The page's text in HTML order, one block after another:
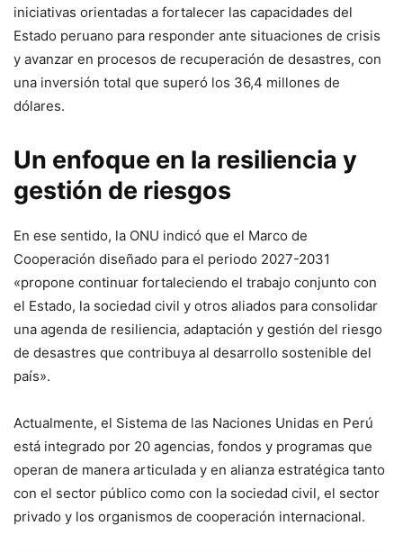
iniciativas orientadas a fortalecer las capacidades del
Estado peruano para responder ante situaciones de crisis
y avanzar en procesos de recuperación de desastres, con
una inversión total que superó los 36,4 millones de
dólares.
Un enfoque en la resiliencia y
gestión de riesgos
En ese sentido, la ONU indicó que el Marco de
Cooperación diseñado para el periodo 2027-2031
«propone continuar fortaleciendo el trabajo conjunto con
el Estado, la sociedad civil y otros aliados para consolidar
una agenda de resiliencia, adaptación y gestión del riesgo
de desastres que contribuya al desarrollo sostenible del
país».
Actualmente, el Sistema de las Naciones Unidas en Perú
está integrado por 20 agencias, fondos y programas que
operan de manera articulada y en alianza estratégica tanto
con el sector público como con la sociedad civil, el sector
privado y los organismos de cooperación internacional.